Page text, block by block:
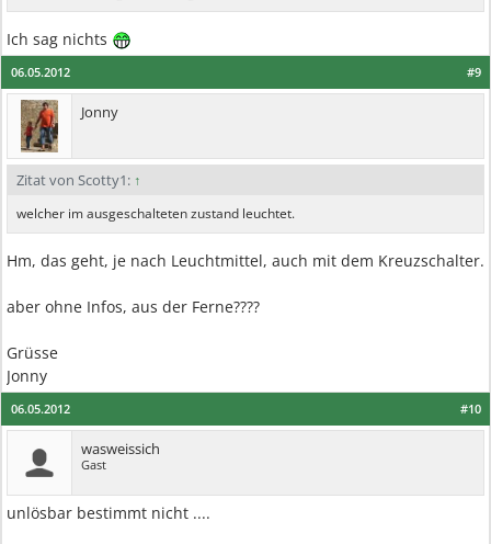
Ich sag nichts
#9
06.05.2012
Jonny
Zitat von Scotty1: ↑
welcher im ausgeschalteten zustand leuchtet.
Hm, das geht, je nach Leuchtmittel, auch mit dem Kreuzschalter.
aber ohne Infos, aus der Ferne????
Grüsse
Jonny
#10
06.05.2012
wasweissich
Gast
unlösbar bestimmt nicht ....